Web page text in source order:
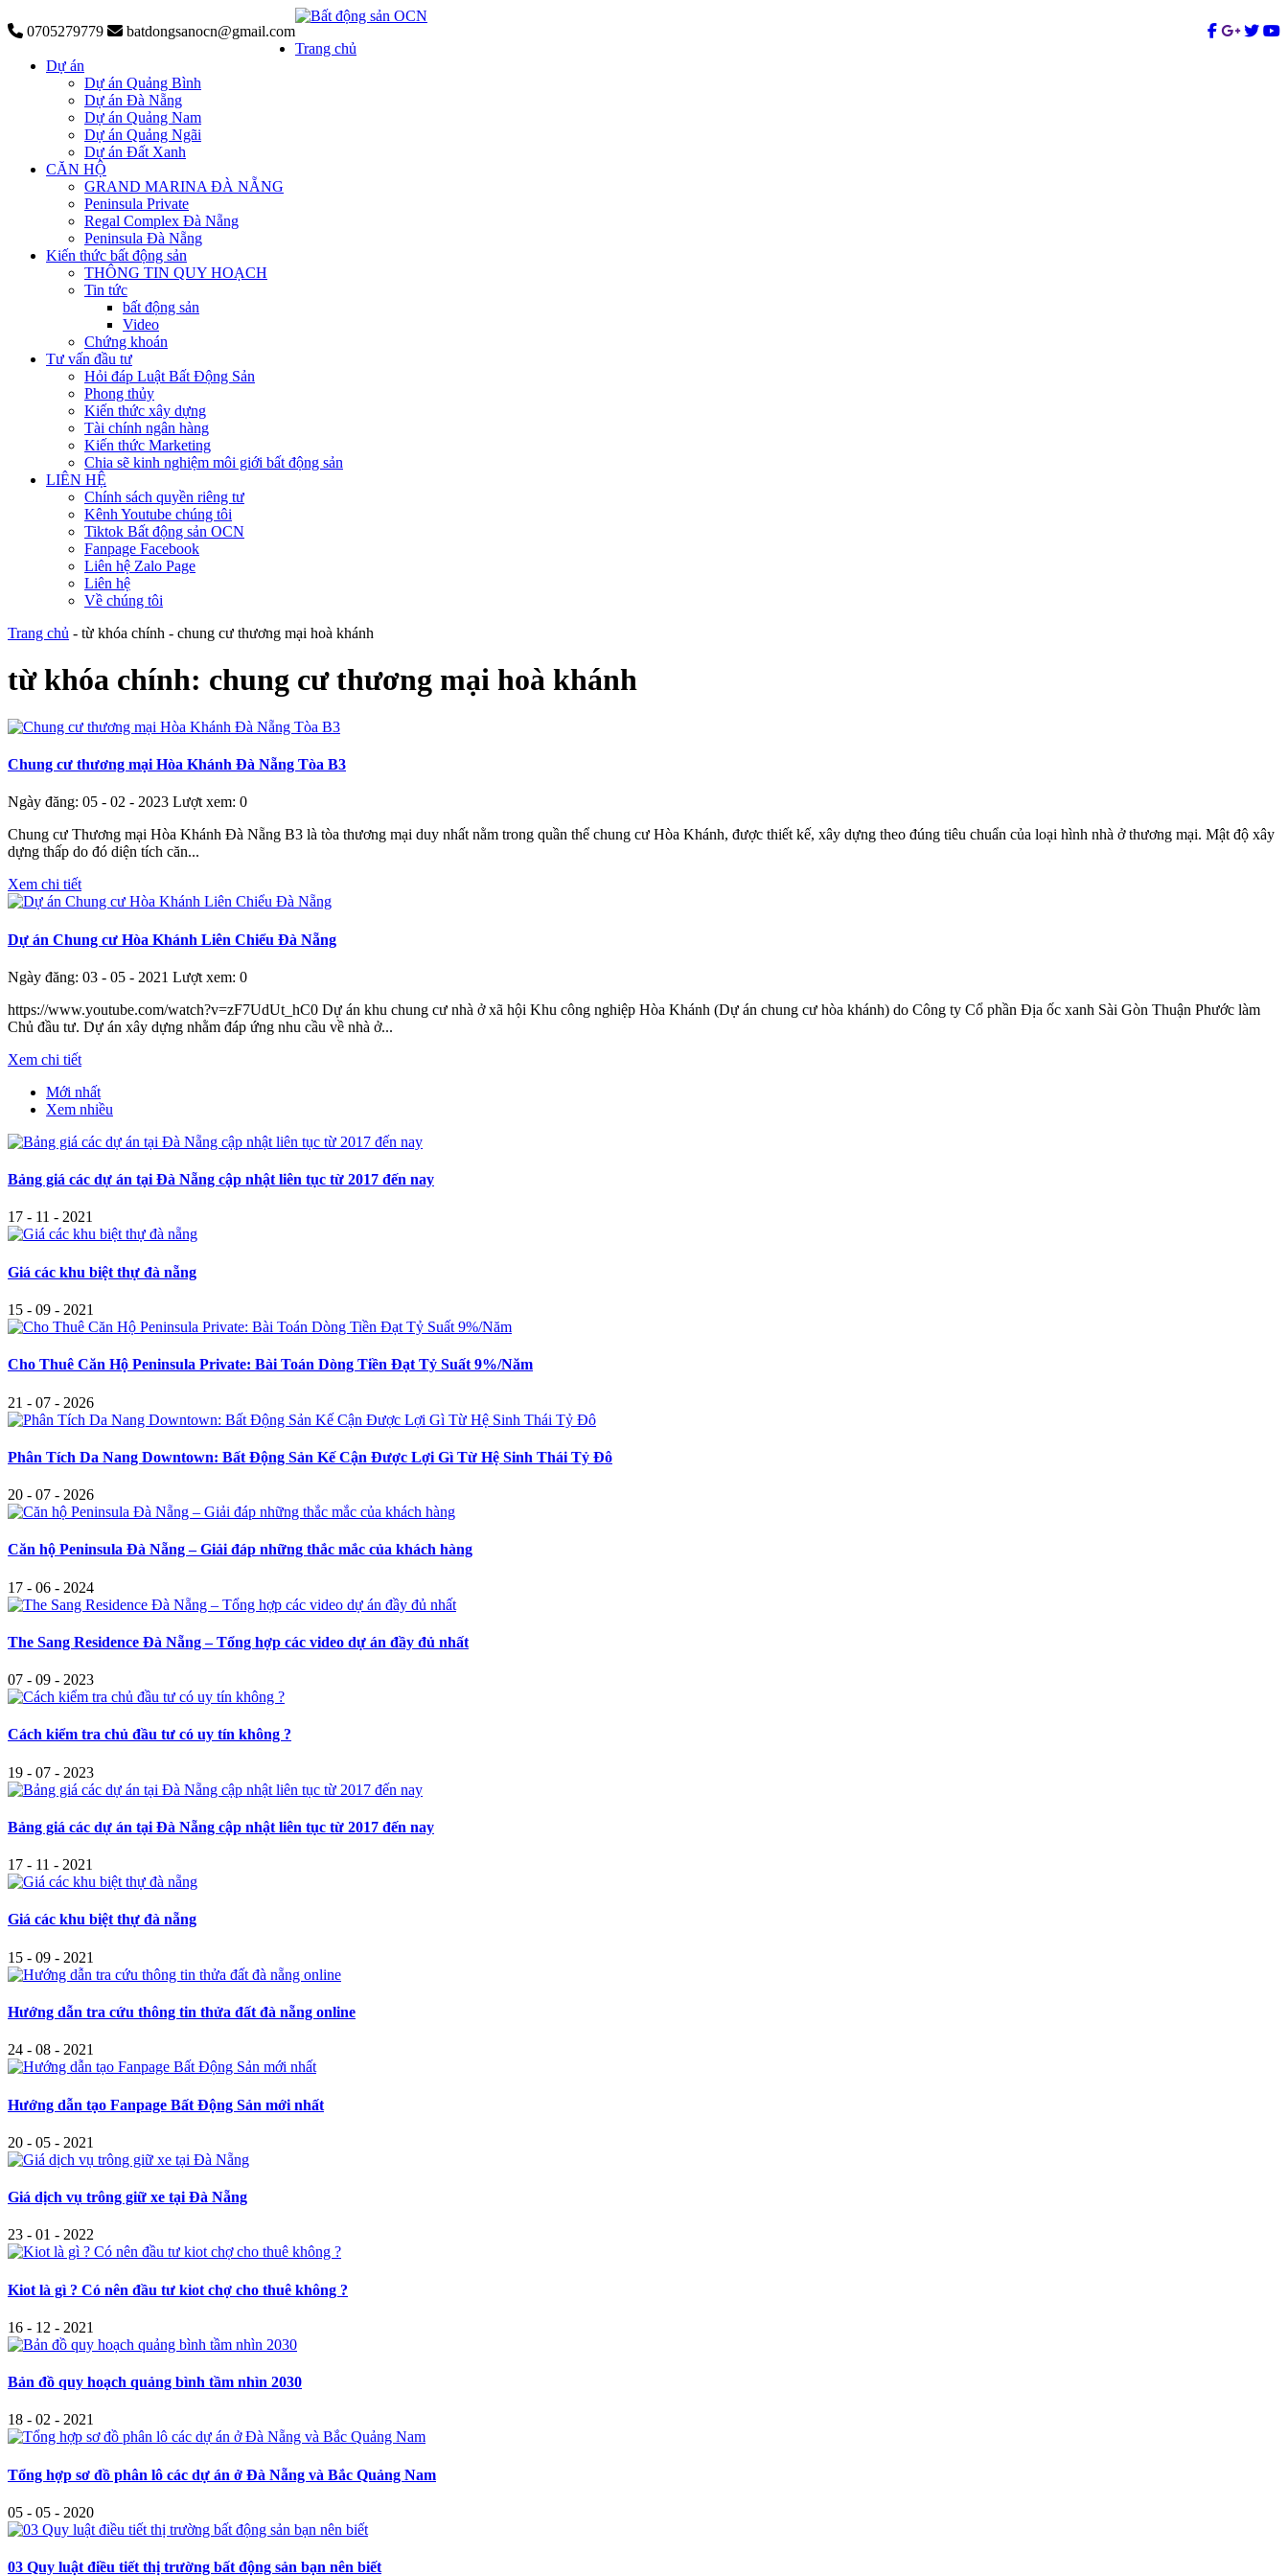
0705279779
batdongsanocn@gmail.com
Trang chủ
Dự án
Dự án Quảng Bình
Dự án Đà Nẵng
Dự án Quảng Nam
Dự án Quảng Ngãi
Dự án Đất Xanh
CĂN HỘ
GRAND MARINA ĐÀ NẴNG
Peninsula Private
Regal Complex Đà Nẵng
Peninsula Đà Nẵng
Kiến thức bất động sản
THÔNG TIN QUY HOẠCH
Tin tức
bất động sản
Video
Chứng khoán
Tư vấn đầu tư
Hỏi đáp Luật Bất Động Sản
Phong thủy
Kiến thức xây dựng
Tài chính ngân hàng
Kiến thức Marketing
Chia sẽ kinh nghiệm môi giới bất động sản
LIÊN HỆ
Chính sách quyền riêng tư
Kênh Youtube chúng tôi
Tiktok Bất động sản OCN
Fanpage Facebook
Liên hệ Zalo Page
Liên hệ
Về chúng tôi
Trang chủ - từ khóa chính - chung cư thương mại hoà khánh
từ khóa chính: chung cư thương mại hoà khánh
Chung cư thương mại Hòa Khánh Đà Nẵng Tòa B3
Ngày đăng: 05 - 02 - 2023 Lượt xem: 0
Chung cư Thương mại Hòa Khánh Đà Nẵng B3 là tòa thương mại duy nhất nằm trong quần thể chung cư Hòa Khánh, được thiết kế, xây dựng theo đúng tiêu chuẩn của loại hình nhà ở thương mại. Mật độ xây
dựng thấp do đó diện tích căn...
Xem chi tiết
Dự án Chung cư Hòa Khánh Liên Chiểu Đà Nẵng
Ngày đăng: 03 - 05 - 2021 Lượt xem: 0
https://www.youtube.com/watch?v=zF7UdUt_hC0 Dự án khu chung cư nhà ở xã hội Khu công nghiệp Hòa Khánh (Dự án chung cư hòa khánh) do Công ty Cổ phần Địa ốc xanh Sài Gòn Thuận Phước làm
Chủ đầu tư. Dự án xây dựng nhằm đáp ứng nhu cầu về nhà ở...
Xem chi tiết
Mới nhất
Xem nhiều
Bảng giá các dự án tại Đà Nẵng cập nhật liên tục từ 2017 đến nay
17 - 11 - 2021
Giá các khu biệt thự đà nẵng
15 - 09 - 2021
Cho Thuê Căn Hộ Peninsula Private: Bài Toán Dòng Tiền Đạt Tỷ Suất 9%/Năm
21 - 07 - 2026
Phân Tích Da Nang Downtown: Bất Động Sản Kế Cận Được Lợi Gì Từ Hệ Sinh Thái Tỷ Đô
20 - 07 - 2026
Căn hộ Peninsula Đà Nẵng – Giải đáp những thắc mắc của khách hàng
17 - 06 - 2024
The Sang Residence Đà Nẵng – Tổng hợp các video dự án đầy đủ nhất
07 - 09 - 2023
Cách kiểm tra chủ đầu tư có uy tín không ?
19 - 07 - 2023
Bảng giá các dự án tại Đà Nẵng cập nhật liên tục từ 2017 đến nay
17 - 11 - 2021
Giá các khu biệt thự đà nẵng
15 - 09 - 2021
Hướng dẫn tra cứu thông tin thửa đất đà nẵng online
24 - 08 - 2021
Hướng dẫn tạo Fanpage Bất Động Sản mới nhất
20 - 05 - 2021
Giá dịch vụ trông giữ xe tại Đà Nẵng
23 - 01 - 2022
Kiot là gì ? Có nên đầu tư kiot chợ cho thuê không ?
16 - 12 - 2021
Bản đồ quy hoạch quảng bình tầm nhìn 2030
18 - 02 - 2021
Tổng hợp sơ đồ phân lô các dự án ở Đà Nẵng và Bắc Quảng Nam
05 - 05 - 2020
03 Quy luật điều tiết thị trường bất động sản bạn nên biết